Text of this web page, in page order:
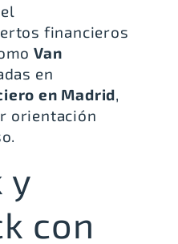
financieros
Van
en
en Madrid,
orientación
y
con